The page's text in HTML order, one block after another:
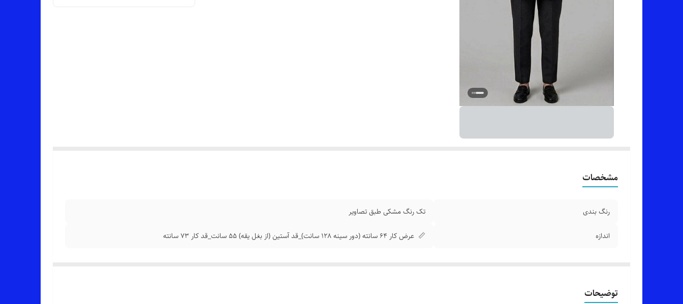
مشخصات
رنگ بندی تک رنگ مشکی طبق تصاویر
اندازه 📏 عرض کار 64 سانته (دور سینه 128 سانت)_قد آستین (از بغل یقه) 55 سانت_قد کار 73 سانته
توضیحات